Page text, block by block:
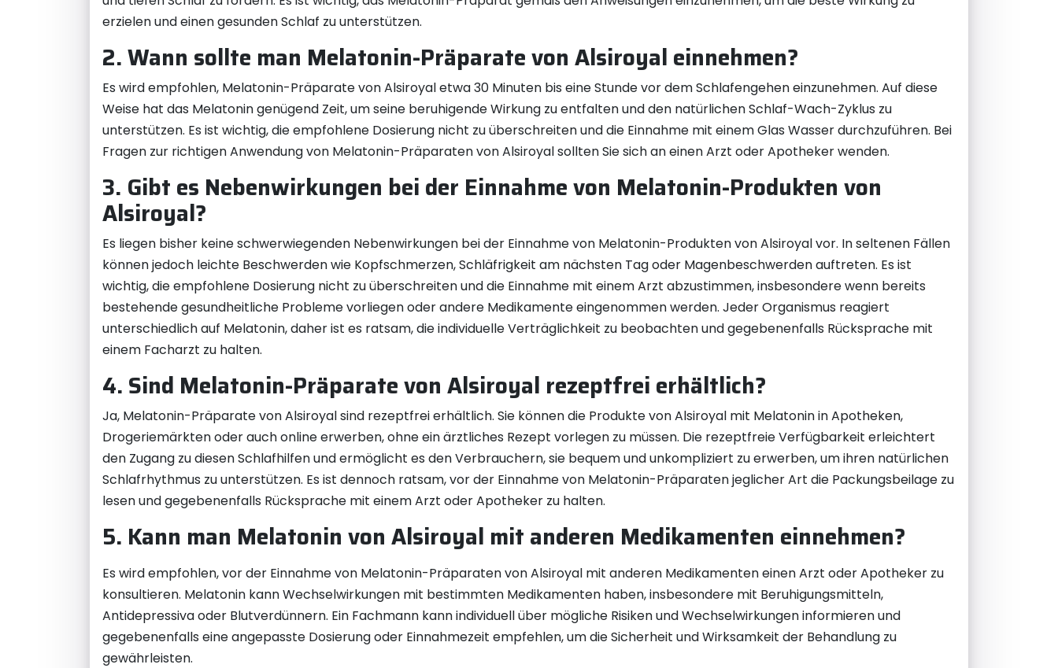
erzielen und einen gesunden Schlaf zu unterstützen.
2. Wann sollte man Melatonin-Präparate von Alsiroyal einnehmen?
Es wird empfohlen, Melatonin-Präparate von Alsiroyal etwa 30 Minuten bis eine Stunde vor dem Schlafengehen einzunehmen. Auf diese
Weise hat das Melatonin genügend Zeit, um seine beruhigende Wirkung zu entfalten und den natürlichen Schlaf-Wach-Zyklus zu
unterstützen. Es ist wichtig, die empfohlene Dosierung nicht zu überschreiten und die Einnahme mit einem Glas Wasser durchzuführen. Bei
Fragen zur richtigen Anwendung von Melatonin-Präparaten von Alsiroyal sollten Sie sich an einen Arzt oder Apotheker wenden.
3. Gibt es Nebenwirkungen bei der Einnahme von Melatonin-Produkten von
Alsiroyal?
Es liegen bisher keine schwerwiegenden Nebenwirkungen bei der Einnahme von Melatonin-Produkten von Alsiroyal vor. In seltenen Fällen
können jedoch leichte Beschwerden wie Kopfschmerzen, Schläfrigkeit am nächsten Tag oder Magenbeschwerden auftreten. Es ist
wichtig, die empfohlene Dosierung nicht zu überschreiten und die Einnahme mit einem Arzt abzustimmen, insbesondere wenn bereits
bestehende gesundheitliche Probleme vorliegen oder andere Medikamente eingenommen werden. Jeder Organismus reagiert
unterschiedlich auf Melatonin, daher ist es ratsam, die individuelle Verträglichkeit zu beobachten und gegebenenfalls Rücksprache mit
einem Facharzt zu halten.
4. Sind Melatonin-Präparate von Alsiroyal rezeptfrei erhältlich?
Ja, Melatonin-Präparate von Alsiroyal sind rezeptfrei erhältlich. Sie können die Produkte von Alsiroyal mit Melatonin in Apotheken,
Drogeriemärkten oder auch online erwerben, ohne ein ärztliches Rezept vorlegen zu müssen. Die rezeptfreie Verfügbarkeit erleichtert
den Zugang zu diesen Schlafhilfen und ermöglicht es den Verbrauchern, sie bequem und unkompliziert zu erwerben, um ihren natürlichen
Schlafrhythmus zu unterstützen. Es ist dennoch ratsam, vor der Einnahme von Melatonin-Präparaten jeglicher Art die Packungsbeilage zu
lesen und gegebenenfalls Rücksprache mit einem Arzt oder Apotheker zu halten.
5. Kann man Melatonin von Alsiroyal mit anderen Medikamenten einnehmen?
Es wird empfohlen, vor der Einnahme von Melatonin-Präparaten von Alsiroyal mit anderen Medikamenten einen Arzt oder Apotheker zu
konsultieren. Melatonin kann Wechselwirkungen mit bestimmten Medikamenten haben, insbesondere mit Beruhigungsmitteln,
Antidepressiva oder Blutverdünnern. Ein Fachmann kann individuell über mögliche Risiken und Wechselwirkungen informieren und
gegebenenfalls eine angepasste Dosierung oder Einnahmezeit empfehlen, um die Sicherheit und Wirksamkeit der Behandlung zu
gewährleisten.